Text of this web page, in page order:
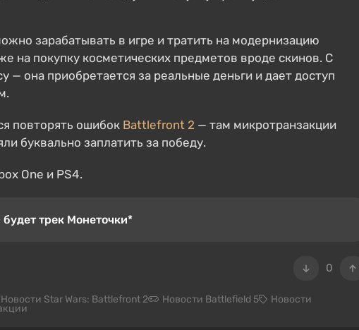
зарабатывать в игре и тратить на модернизацию
на покупку косметических предметов вроде скинов. С
— она приобретается за реальные деньги и дает доступ
повторять ошибок Battlefront 2 — там микротранзакции
буквально заплатить за победу.
One и PS4.
трек Монеточки*
0
Новости Star Wars: Battlefront 2 Новости Battlefield 5 Новости